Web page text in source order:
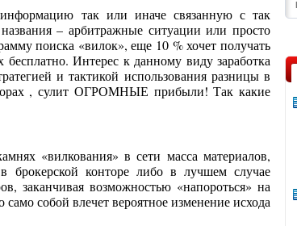
так или иначе связанную с так
– арбитражные ситуации или просто
поиска «вилок», еще 10 % хочет получать
Интерес к данному виду заработка
и тактикой использования разницы в
, сулит ОГРОМНЫЕ прибыли! Так какие
«вилкования» в сети масса материалов,
брокерской конторе либо в лучшем случае
заканчивая возможностью «напороться» на
собой влечет вероятное изменение исхода